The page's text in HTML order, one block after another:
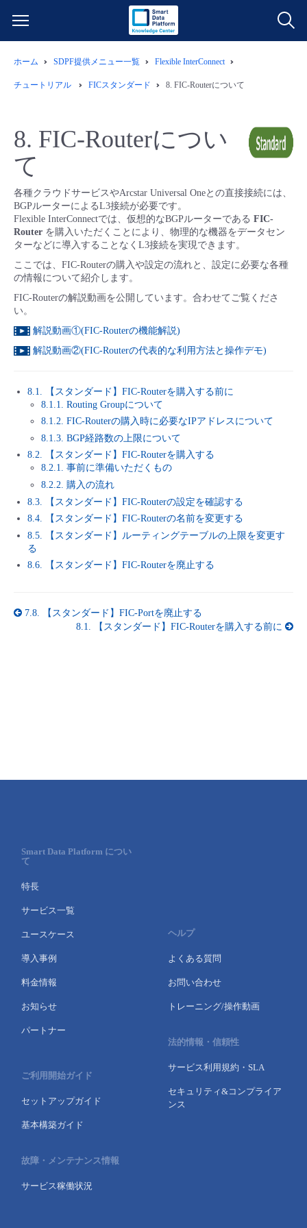
サービス一覧
クラウド/サーバー
IoT
モニタリング/監査
サポート
管理機能
データ利活用
ネットワーク
IoT
モニタリング/監査
サポート
すべてのメニューを見る
料金情報
データ利活用
クラウド/サーバー
ネットワーク
IoT
サポート
すべてのメニューを見る
ご利用開始ガイド
■ 管理機能
- 管理機能
- 新規お申し込み方法
- 初期設定・確認
- ユーザー機能の管理
- 登録情報の管理
- APIリファレンス
■ 基本構築ガイド
- Flexible InterConnect
ユースケース
- バックアップ
- セキュリティ・監査
- マルチクラウド利用
- リモートワーク
- その他
故障/メンテナンス情報
サービス稼働状況
故障/メンテナンス履歴
定期メンテナンス
パートナー
協業パートナー
脱炭素化
ホーム SDPF提供メニュー一覧 Flexible InterConnect
チュートリアル FICスタンダード 8. FIC-Routerについて
8. FIC-Routerについ
て
各種クラウドサービスやArcstar Universal Oneとの直接接続には、
BGPルーターによるL3接続が必要です。
Flexible InterConnectでは、仮想的なBGPルーターである FIC-
Router を購入いただくことにより、物理的な機器をデータセン
ターなどに導入することなくL3接続を実現できます。
ここでは、FIC-Routerの購入や設定の流れと、設定に必要な各種
の情報について紹介します。
FIC-Routerの解説動画を公開しています。合わせてご覧くださ
い。
解説動画①(FIC-Routerの機能解説)
解説動画②(FIC-Routerの代表的な利用方法と操作デモ)
8.1. 【スタンダード】FIC-Routerを購入する前に
8.1.1. Routing Groupについて
8.1.2. FIC-Routerの購入時に必要なIPアドレスについて
8.1.3. BGP経路数の上限について
8.2. 【スタンダード】FIC-Routerを購入する
8.2.1. 事前に準備いただくもの
8.2.2. 購入の流れ
8.3. 【スタンダード】FIC-Routerの設定を確認する
8.4. 【スタンダード】FIC-Routerの名前を変更する
8.5. 【スタンダード】ルーティングテーブルの上限を変更す
る
8.6. 【スタンダード】FIC-Routerを廃止する
7.8.
【スタンダード】FIC-Portを廃止する
8.1.
【スタンダード】FIC-Routerを購入する前に
Smart Data Platform につい
て
特長
サービス一覧
ユースケース
導入事例
料金情報
お知らせ
パートナー
ご利用開始ガイド
セットアップガイド
基本構築ガイド
故障・メンテナンス情報
サービス稼働状況
ヘルプ
よくある質問
お問い合わせ
トレーニング/操作動画
法的情報・信頼性
サービス利用規約・SLA
セキュリティ&コンプライア
ンス